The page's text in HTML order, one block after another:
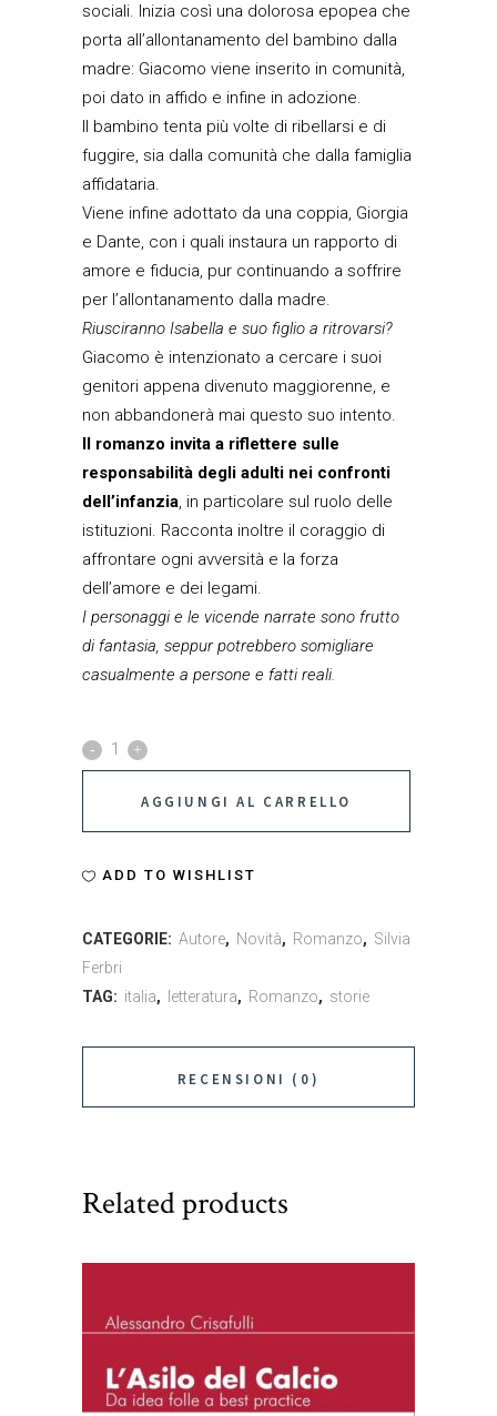
sociali. Inizia così una dolorosa epopea che
porta all’allontanamento del bambino dalla
madre: Giacomo viene inserito in comunità,
poi dato in affido e infine in adozione.
Il bambino tenta più volte di ribellarsi e di
fuggire, sia dalla comunità che dalla famiglia
affidataria.
Viene infine adottato da una coppia, Giorgia
e Dante, con i quali instaura un rapporto di
amore e fiducia, pur continuando a soffrire
per l’allontanamento dalla madre.
Riusciranno Isabella e suo figlio a ritrovarsi?
Giacomo è intenzionato a cercare i suoi
genitori appena divenuto maggiorenne, e
non abbandonerà mai questo suo intento.
Il romanzo invita a riflettere sulle
responsabilità degli adulti nei confronti
dell’infanzia, in particolare sul ruolo delle
istituzioni. Racconta inoltre il coraggio di
affrontare ogni avversità e la forza
dell’amore e dei legami.
I personaggi e le vicende narrate sono frutto
di fantasia, seppur potrebbero somigliare
casualmente a persone e fatti reali.
Ho
il
tuo
AGGIUNGI AL CARRELLO
ADD TO WISHLIST
CATEGORIE: Autore, Novità, Romanzo, Silvia
Ferbri
TAG: italia, letteratura, Romanzo, storie
RECENSIONI (0)
Related products